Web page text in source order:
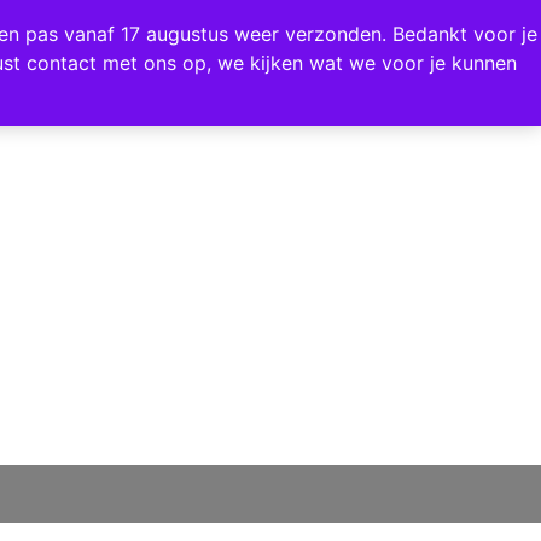
pas vanaf 17 augustus weer verzonden. Bedankt voor je
contact met ons op, we kijken wat we voor je kunnen